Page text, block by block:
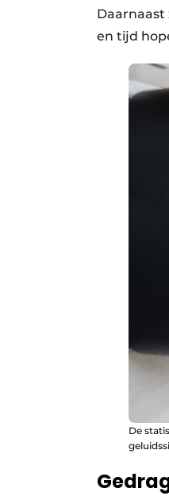
en tijd
De